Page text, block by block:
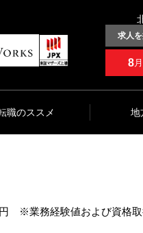
求人
8月
職のススメ 地
※業務経験値および資格取